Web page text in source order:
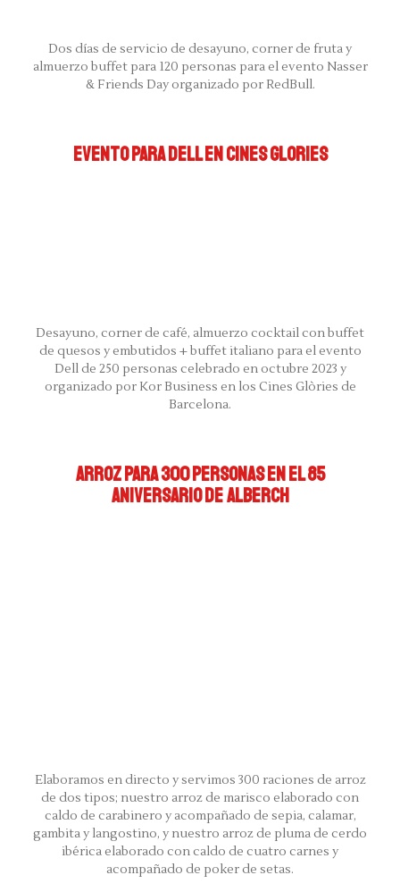
Dos días de servicio de desayuno, corner de fruta y
almuerzo buffet para 120 personas para el evento Nasser
& Friends Day organizado por RedBull.
EVENTO PARA DELL EN CINES GLORIES
Desayuno, corner de café, almuerzo cocktail con buffet
de quesos y embutidos + buffet italiano para el evento
Dell de 250 personas celebrado en octubre 2023 y
organizado por Kor Business en los Cines Glòries de
Barcelona.
ARROZ PARA 300 PERSONAS EN EL 85
ANIVERSARIO DE ALBERCH
Elaboramos en directo y servimos 300 raciones de arroz
de dos tipos; nuestro arroz de marisco elaborado con
caldo de carabinero y acompañado de sepia, calamar,
gambita y langostino, y nuestro arroz de pluma de cerdo
ibérica elaborado con caldo de cuatro carnes y
acompañado de poker de setas.